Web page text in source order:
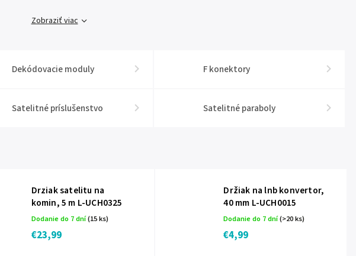
Zobraziť viac
Dekódovacie moduly F konektory
Satelitné príslušenstvo Satelitné paraboly
Drziak satelitu na
komin, 5 m L-UCH0325
Dodanie do 7 dní(15 ks)
€23,99
Držiak na lnb konvertor,
40 mm L-UCH0015
Dodanie do 7 dní(>20 ks)
€4,99